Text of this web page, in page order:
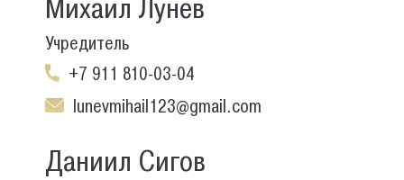
Михаил Лунев
Учредитель
+7 911 810-03-04
lunevmihail123@gmail.com
Даниил Сигов